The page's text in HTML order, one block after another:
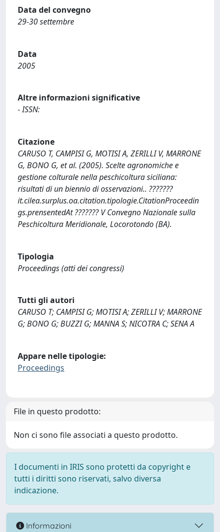
Data del convegno
29-30 settembre
Data
2005
Altre informazioni significative
- ISSN:
Citazione
CARUSO T, CAMPISI G, MOTISI A, ZERILLI V, MARRONE
G, BONO G, et al. (2005). Scelte agronomiche e
gestione colturale nella peschicoltura siciliana:
risultati di un biennio di osservazioni.. ???????
it.cilea.surplus.oa.citation.tipologie.CitationProceedin
gs.prensentedAt ??????? V Convegno Nazionale sulla
Peschicoltura Meridionale, Locorotondo (BA).
Tipologia
Proceedings (atti dei congressi)
Tutti gli autori
CARUSO T; CAMPISI G; MOTISI A; ZERILLI V; MARRONE
G; BONO G; BUZZI G; MANNA S; NICOTRA C; SENA A
Appare nelle tipologie:
Proceedings
File in questo prodotto:
Non ci sono file associati a questo prodotto.
I documenti in IRIS sono protetti da copyright e
tutti i diritti sono riservati, salvo diversa
indicazione.
Informazioni